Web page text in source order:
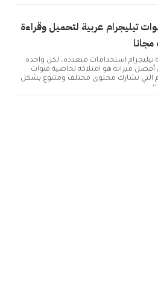
قنوات تيليجرام عربية لتحميل وقراءة
استخدامات متعددة، لكن واحدة
ميزاته هو امتلاكه لخاصية قنوات
التي تشارك محتوى مختلف ومتنوع بشكل